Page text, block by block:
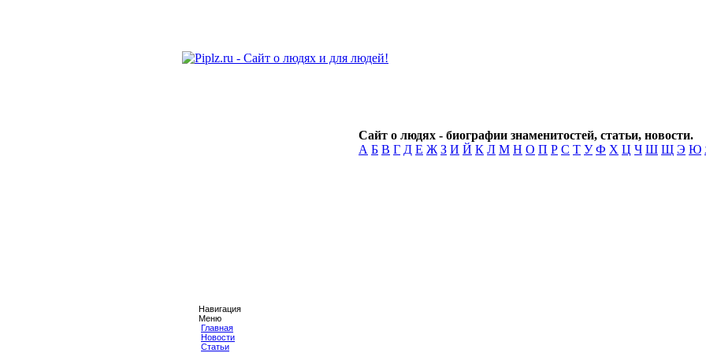
Сайт о людях - биографии знаменитостей, статьи, новости.
А Б В Г Д Е Ж З И Й К Л М Н О П Р С Т У Ф Х Ц Ч Ш Щ Э Ю
Навигация
Меню
Главная
Новости
Статьи